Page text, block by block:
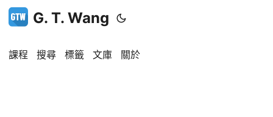
G. T. Wang
課程 搜尋 標籤 文庫 關於